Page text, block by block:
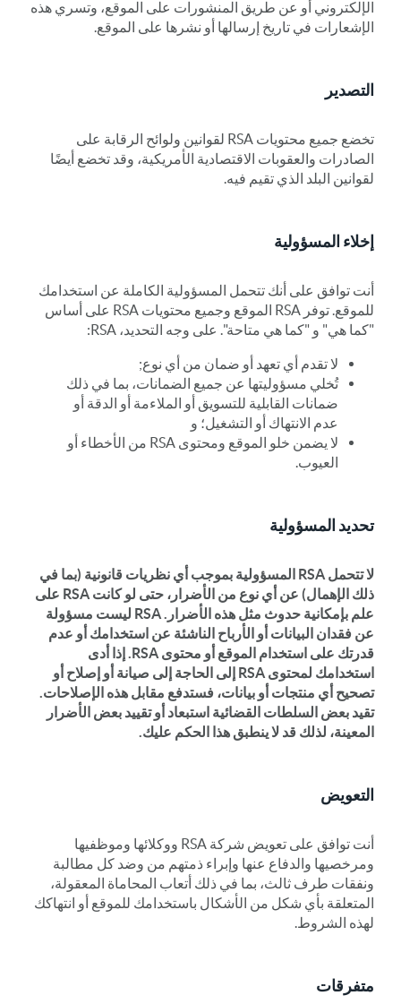
الإلكتروني أو عن طريق المنشورات على الموقع، وتسري هذه
الإشعارات في تاريخ إرسالها أو نشرها على الموقع.
التصدير
تخضع جميع محتويات RSA لقوانين ولوائح الرقابة على
الصادرات والعقوبات الاقتصادية الأمريكية، وقد تخضع أيضًا
لقوانين البلد الذي تقيم فيه.
إخلاء المسؤولية
أنت توافق على أنك تتحمل المسؤولية الكاملة عن استخدامك
للموقع. توفر RSA الموقع وجميع محتويات RSA على أساس
"كما هي" و "كما هي متاحة". على وجه التحديد، RSA:
لا تقدم أي تعهد أو ضمان من أي نوع;
تُخلي مسؤوليتها عن جميع الضمانات، بما في ذلك
ضمانات القابلية للتسويق أو الملاءمة أو الدقة أو
عدم الانتهاك أو التشغيل؛ و
لا يضمن خلو الموقع ومحتوى RSA من الأخطاء أو
العيوب.
تحديد المسؤولية
لا تتحمل RSA المسؤولية بموجب أي نظريات قانونية (بما في
ذلك الإهمال) عن أي نوع من الأضرار، حتى لو كانت RSA على
علم بإمكانية حدوث مثل هذه الأضرار. RSA ليست مسؤولة
عن فقدان البيانات أو الأرباح الناشئة عن استخدامك أو عدم
قدرتك على استخدام الموقع أو محتوى RSA. إذا أدى
استخدامك لمحتوى RSA إلى الحاجة إلى صيانة أو إصلاح أو
تصحيح أي منتجات أو بيانات، فستدفع مقابل هذه الإصلاحات.
تقيد بعض السلطات القضائية استبعاد أو تقييد بعض الأضرار
المعينة، لذلك قد لا ينطبق هذا الحكم عليك.
التعويض
أنت توافق على تعويض شركة RSA ووكلائها وموظفيها
ومرخصيها والدفاع عنها وإبراء ذمتهم من وضد كل مطالبة
ونفقات طرف ثالث، بما في ذلك أتعاب المحاماة المعقولة،
المتعلقة بأي شكل من الأشكال باستخدامك للموقع أو انتهاكك
لهذه الشروط.
متفرقات